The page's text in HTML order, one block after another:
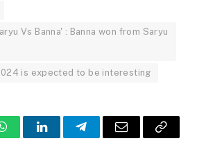
Vs Banna' : Banna won from Saryu
is expected to be interesting
WhatsAppLinkedInTelegramEmail
Copy